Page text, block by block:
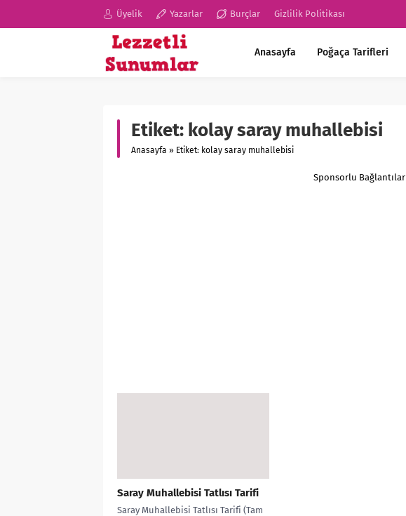
Üyelik Yazarlar Burçlar Gizlilik Politikası
Anasayfa Poğaça Tarifleri
Etiket: kolay saray muhallebisi
Anasayfa » Etiket: kolay saray muhallebisi
Sponsorlu Bağlantılar
Saray Muhallebisi Tatlısı Tarifi
Saray Muhallebisi Tatlısı Tarifi (Tam